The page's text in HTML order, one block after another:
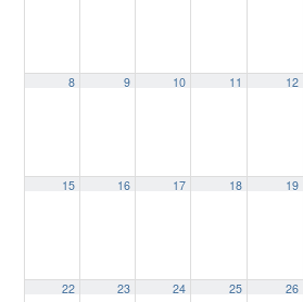
8 9 10 11 12
15 16 17 18 19
22 23 24 25 26